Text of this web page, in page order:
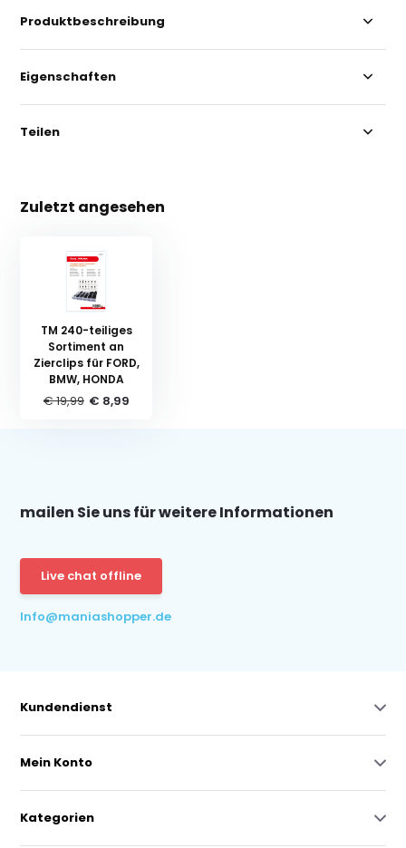
Produktbeschreibung
Eigenschaften
Teilen
Zuletzt angesehen
TM 240-teiliges
Sortiment an
Zierclips für FORD,
BMW, HONDA
€ 19,99 € 8,99
mailen Sie uns für weitere Informationen
Live chat offline
Info@maniashopper.de
Kundendienst
Mein Konto
Kategorien